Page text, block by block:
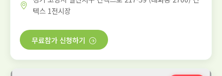
텍스 1전시장
무료참가 신청하기